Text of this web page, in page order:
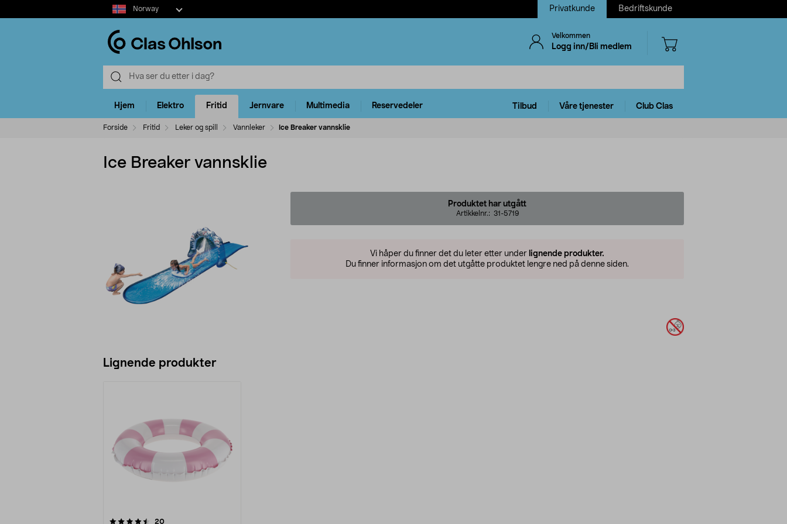
Select
market
Norway Privatkunde Bedriftskunde
Velkommen
Logg inn/Bli medlem
Hjem Elektro Fritid Jernvare Multimedia Reservedeler Tilbud Våre tjenester Club Clas
Forside Fritid Leker og spill Vannleker Ice Breaker vannsklie
Ice Breaker vannsklie
Produktet har utgått
Artikkelnr.: 31-5719
Vi håper du finner det du leter etter under lignende produkter.
Du finner informasjon om det utgåtte produktet lengre ned på denne siden.
Lignende produkter
20anmeldelser